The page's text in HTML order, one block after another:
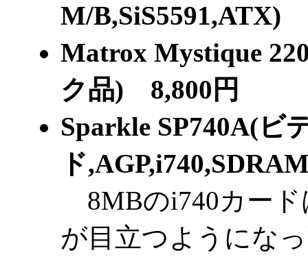
M/B,SiS5591,ATX)
Matrox Mystique
ク品) 8,800円
Sparkle SP740A(ビ
ド
8MBのi740カード
が目立つようにな